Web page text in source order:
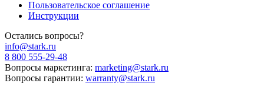
Пользовательское соглашение
Инструкции
Остались вопросы?
info@stark.ru
8 800 555-29-48
Вопросы маркетинга: marketing@stark.ru
Вопросы гарантии: warranty@stark.ru